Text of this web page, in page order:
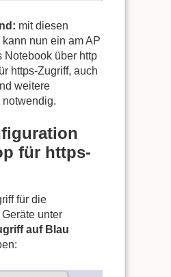
mit diesen
nun ein am AP
Notebook über http
https-Zugriff, auch
weitere
für https-
für die
unter
auf Blau